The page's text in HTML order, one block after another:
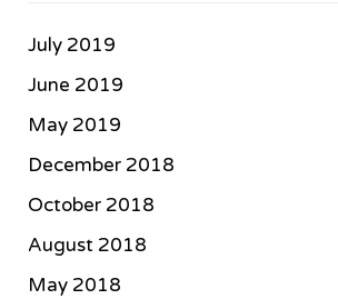
July 2019
June 2019
May 2019
December 2018
October 2018
August 2018
May 2018